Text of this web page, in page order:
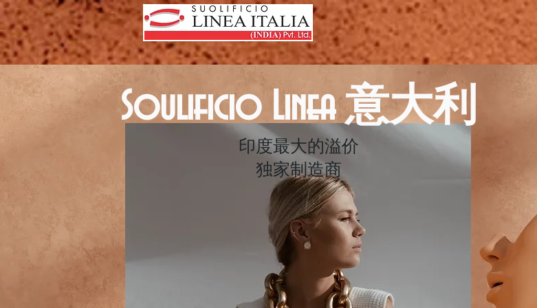
Soulificio Linea 意大利
印度最大的溢价
独家制造商